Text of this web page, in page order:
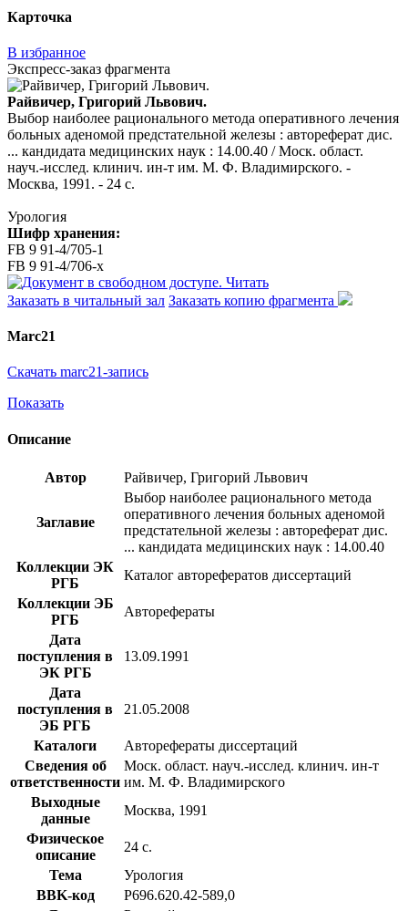
Карточка
В избранное
Экспресс-заказ фрагмента
Райвичер, Григорий Львович.
Выбор наиболее рационального метода оперативного лечения
больных аденомой предстательной железы : автореферат дис.
... кандидата медицинских наук : 14.00.40 / Моск. област.
науч.-исслед. клинич. ин-т им. М. Ф. Владимирского. -
Москва, 1991. - 24 с.
Урология
Шифр хранения:
FB 9 91-4/705-1
FB 9 91-4/706-x
Читать
Заказать в читальный зал Заказать копию фрагмента
Marc21
Скачать marc21-запись
Показать
Описание
Автор Райвичер, Григорий Львович
Заглавие
Выбор наиболее рационального метода
оперативного лечения больных аденомой
предстательной железы : автореферат дис.
... кандидата медицинских наук : 14.00.40
Коллекции ЭК
РГБ
Каталог авторефератов диссертаций
Коллекции ЭБ
РГБ
Авторефераты
Дата
поступления в
ЭК РГБ
13.09.1991
Дата
поступления в
ЭБ РГБ
21.05.2008
Каталоги
Авторефераты диссертаций
Сведения об
ответственности
Моск. област. науч.-исслед. клинич. ин-т
им. М. Ф. Владимирского
Выходные
данные
Москва, 1991
Физическое
описание
24 с.
Тема
Урология
BBK-код
Р696.620.42-589,0